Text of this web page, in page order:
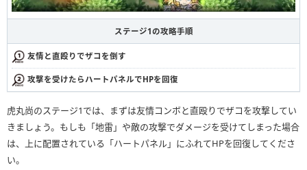
ステージ1の攻略手順
友情と直殴りでザコを倒す
攻撃を受けたらハートパネルでHPを回復
虎丸尚のステージ1では、まずは友情コンボと直殴りでザコを攻撃してい
きましょう。もしも「地雷」や敵の攻撃でダメージを受けてしまった場合
は、上に配置されている「ハートパネル」にふれてHPを回復してくださ
い。